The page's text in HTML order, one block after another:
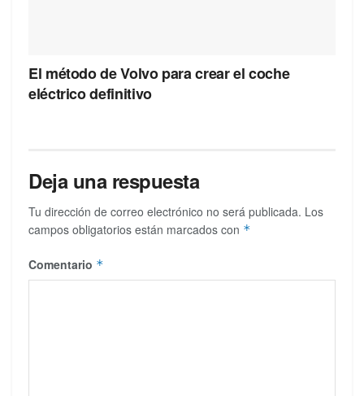
El método de Volvo para crear el coche
eléctrico definitivo
Deja una respuesta
Tu dirección de correo electrónico no será publicada. Los
campos obligatorios están marcados con *
Comentario *